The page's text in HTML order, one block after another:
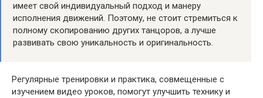
имеет свой индивидуальный подход и манеру
исполнения движений. Поэтому, не стоит стремиться к
полному скопированию других танцоров, а лучше
развивать свою уникальность и оригинальность.
Регулярные тренировки и практика, совмещенные с
изучением видео уроков, помогут улучшить технику и